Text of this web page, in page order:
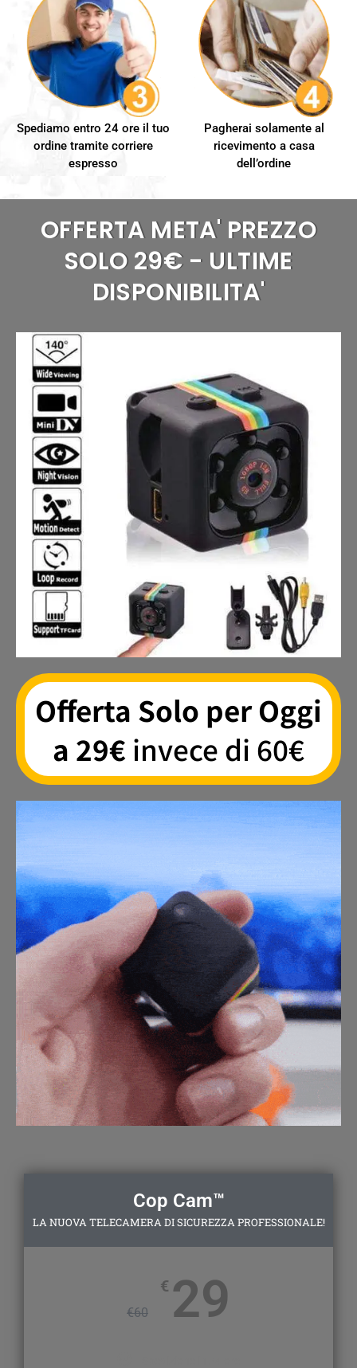
Spediamo entro 24 ore il tuo
ordine tramite corriere
espresso
Pagherai solamente al
ricevimento a casa
dell’ordine
OFFERTA META' PREZZO
SOLO 29€ - ULTIME
DISPONIBILITA'
Offerta Solo per Oggi
a 29€invece di 60€
Cop Cam™
LA NUOVA TELECAMERA DI SICUREZZA PROFESSIONALE!
€60
€ 29